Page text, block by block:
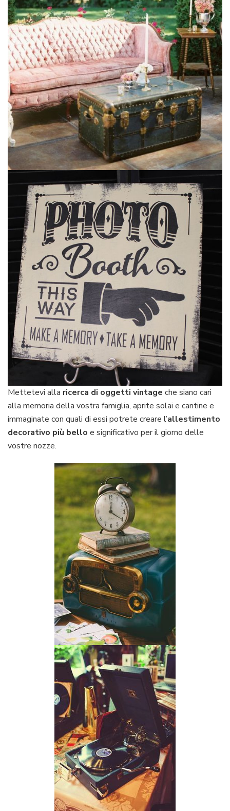
Mettetevi alla ricerca di oggetti vintage che siano cari
alla memoria della vostra famiglia, aprite solai e cantine e
immaginate con quali di essi potrete creare l’allestimento
decorativo più bello e significativo per il giorno delle
vostre nozze.